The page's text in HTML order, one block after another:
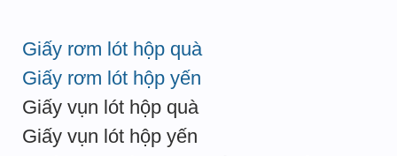
Giấy rơm lót hộp quà
Giấy rơm lót hộp yến
Giấy vụn lót hộp quà
Giấy vụn lót hộp yến